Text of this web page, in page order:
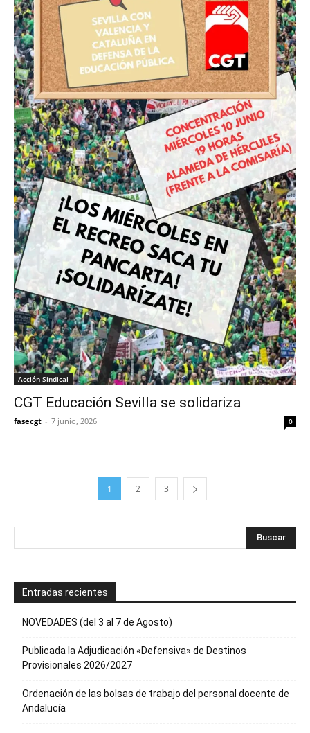
Acción Sindical
CGT Educación Sevilla se solidariza
fasecgt - 7 junio, 2026 0
1 2 3
Entradas recientes
NOVEDADES (del 3 al 7 de Agosto)
Publicada la Adjudicación «Defensiva» de Destinos
Provisionales 2026/2027
Ordenación de las bolsas de trabajo del personal docente de
Andalucía